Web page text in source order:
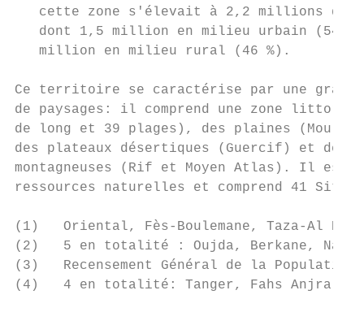
cette zone s'élevait à 2,2 millions
dont 1,5 million en milieu urbain (54
million en milieu rural (46 %).
Ce territoire se caractérise par une
de paysages: il comprend une zone
de long et 39 plages), des plaines
des plateaux désertiques (Guercif) et
montagneuses (Rif et Moyen Atlas). Il
ressources naturelles et comprend 41
(1)   Oriental, Fès-Boulemane, Taza-Al
(2)   5 en totalité : Oujda, Berkane,
(3)   Recensement Général de la
(4)   4 en totalité: Tanger, Fahs Anjra,